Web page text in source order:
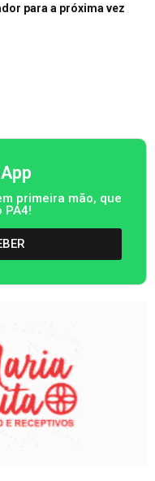
para a próxima vez
primeira mão, que
PA4!